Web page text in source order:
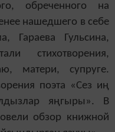
обреченного на
нашедшего в себе
Гараева Гульсина,
стихотворения,
матери, супруге.
поэта «Сез иң
яңгыры ». В
обзор книжной